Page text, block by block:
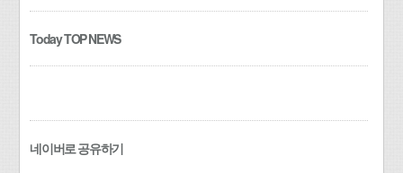
Today TOP NEWS
네이버로 공유하기